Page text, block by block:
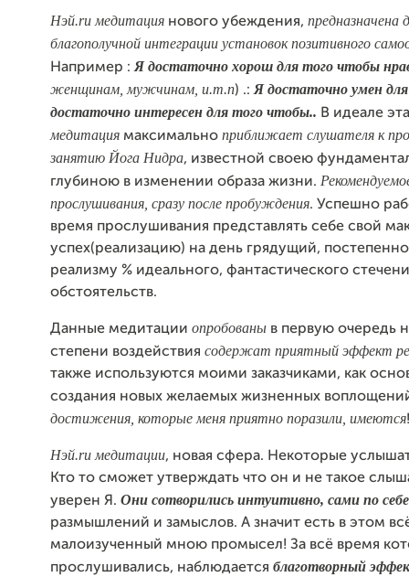
Нэй.ru медитация нового убеждения, предназначена
благополучной интеграции установок позитивного
Например :Я достаточно хорош для того чтобы
женщинам, мужчинам, и.т.п) .:Я достаточно умен
достаточно интересен для того чтобы.. В идеале
медитация максимально приближает слушателя к
занятию Йога Нидра, известной своею
глубиною в изменении образа жизни.
прослушивания, сразу после пробуждения. Успешно
время прослушивания представлять себе свой
успех(реализацию) на день грядущий, постепенно
реализму % идеального, фантастического
обстоятельств.
Данные медитации опробованы в первую очередь
степени воздействия содержат приятный эффект
также используются моими заказчиками, как
создания новых желаемых жизненных
достижения, которые меня приятно поразили, имеются!
Нэй.ru медитации, новая сфера. Некоторые
Кто то сможет утверждать что он и не такое
уверен Я. Они сотворились интуитивно, сами по себе
размышлений и замыслов. А значит есть в этом
малоизученный мною промысел! За всё время
прослушивались, наблюдается благотворный